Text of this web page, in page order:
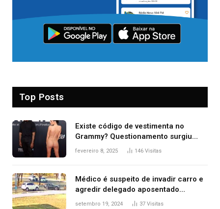
Top Posts
Existe código de vestimenta no
Grammy? Questionamento surgiu
após Bianca Censori, mulher de
fevereiro 8, 2025 146 Visitas
Médico é suspeito de invadir carro e
agredir delegado aposentado
durante confusão no trânsito
setembro 19, 2024 37 Visitas